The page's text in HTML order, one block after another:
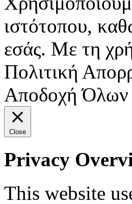
ιστότοπου,
εσάς. Με τη
Πολιτική
Αποδοχή Όλων
Close
Privacy
This website